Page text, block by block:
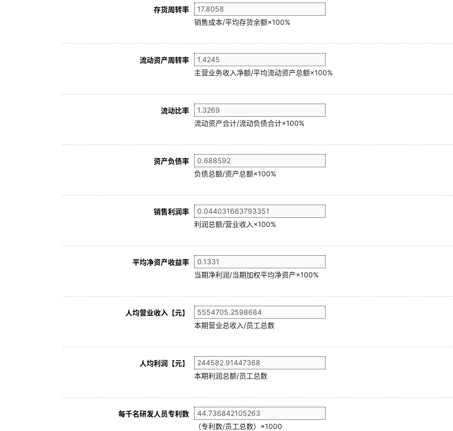
存货周转率
销售成本/平均存货余额×100%
流动资产周转率
主营业务收入净额/平均流动资产总额×100%
流动比率
流动资产合计/流动负债合计×100%
资产负债率
负债总额/资产总额×100%
销售利润率
利润总额/营业收入×100%
平均净资产收益率
当期净利润/当期加权平均净资产×100%
人均营业收入【元】
本期营业总收入/员工总数
人均利润【元】
本期利润总额/员工总数
每千名研发人员专利数
（专利数/员工总数）×1000